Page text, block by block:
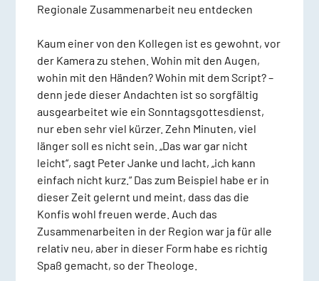
Regionale Zusammenarbeit neu entdecken
Kaum einer von den Kollegen ist es gewohnt, vor
der Kamera zu stehen. Wohin mit den Augen,
wohin mit den Händen? Wohin mit dem Script? –
denn jede dieser Andachten ist so sorgfältig
ausgearbeitet wie ein Sonntagsgottesdienst,
nur eben sehr viel kürzer. Zehn Minuten, viel
länger soll es nicht sein. „Das war gar nicht
leicht“, sagt Peter Janke und lacht, „ich kann
einfach nicht kurz.“ Das zum Beispiel habe er in
dieser Zeit gelernt und meint, dass das die
Konfis wohl freuen werde. Auch das
Zusammenarbeiten in der Region war ja für alle
relativ neu, aber in dieser Form habe es richtig
Spaß gemacht, so der Theologe.